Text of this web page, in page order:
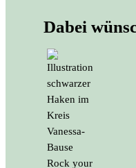
Dabei